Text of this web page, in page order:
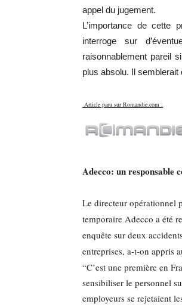
appel du jugement.
L’importance de cette
interroge sur
raisonnablement pareil
plus absolu. Il semblerait
Article paru sur Romandie.com :
Adecco: un responsable
Le directeur opérationnel
temporaire Adecco a été
enquête sur deux
entreprises, a-t-on appris
“C’est une première en
sensibiliser le personnel
employeurs se rejetaient